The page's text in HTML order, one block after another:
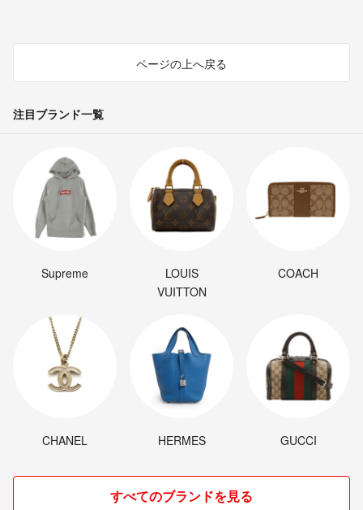
ページの上へ戻る
注目ブランド一覧
Supreme
LOUIS
VUITTON
COACH
CHANEL HERMES GUCCI
すべてのブランドを見る